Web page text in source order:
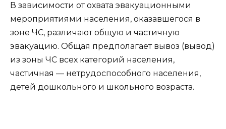
В зависимости от охвата эвакуационными
мероприятиями населения, оказавшегося в
зоне ЧС, различают общую и частичную
эвакуацию. Общая предполагает вывоз (вывод)
из зоны ЧС всех категорий населения,
частичная — нетрудоспособного населения,
детей дошкольного и школьного возраста.